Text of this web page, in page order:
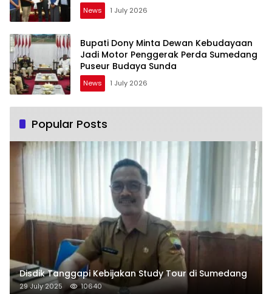
News 1 July 2026
Bupati Dony Minta Dewan Kebudayaan
Jadi Motor Penggerak Perda Sumedang
Puseur Budaya Sunda
News 1 July 2026
Popular Posts
Disdik Tanggapi Kebijakan Study Tour di Sumedang
29 July 2025 10640